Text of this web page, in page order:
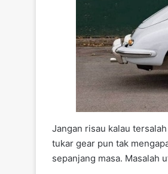
Jangan risau kalau
tukar gear pun tak
sepanjang masa. Masalah